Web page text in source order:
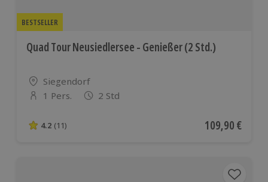
BESTSELLER
Quad Tour Neusiedlersee - Genießer (2 Std.)
Standort
Siegendorf
Anzahl der Teilnehmer
1 Pers. 2 Std
4.2 von 5 Sternen basierend auf 11 Bewertungen
4.2 (11) Aktueller Preis
109,90 €